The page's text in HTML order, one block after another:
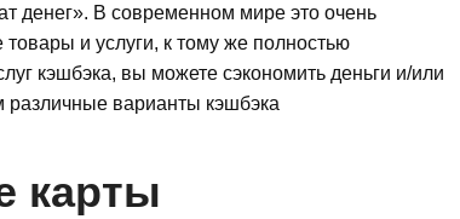
денег». В современном мире это очень
и услуги, к тому же полностью
кэшбэка, вы можете сэкономить деньги и/или
различные варианты кэшбэка
карты